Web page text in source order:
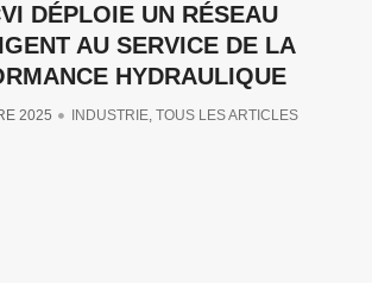
DÉPLOIE UN RÉSEAU
AU SERVICE DE LA
HYDRAULIQUE
2025 INDUSTRIE, TOUS LES ARTICLES